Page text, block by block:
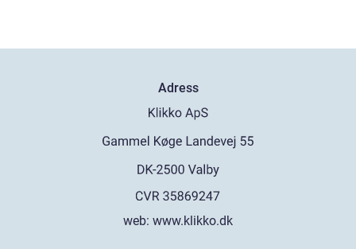
Adress
web: www.klikko.dk